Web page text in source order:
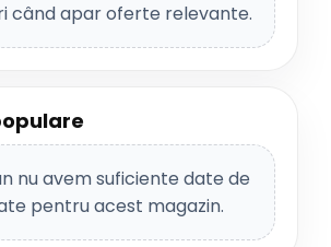
când apar oferte relevante.
nu avem suficiente date de
pentru acest magazin.